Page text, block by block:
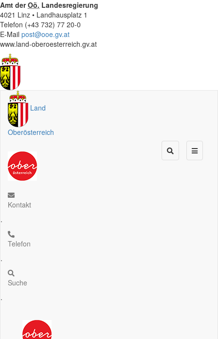
Amt derOö. Landesregierung
4021 Linz • Landhausplatz 1
Telefon (+43 732) 77 20-0
E-Mail post@ooe.gv.at
www.land-oberoesterreich.gv.at
Land
Oberösterreich
Kontakt
.
Telefon
.
Suche
.